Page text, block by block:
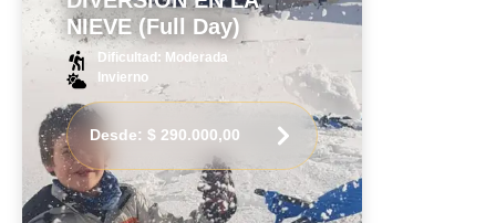
NIEVE (Full Day)
Dificultad: Moderada
Invierno
Desde: $ 290.000,00